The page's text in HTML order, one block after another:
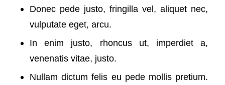
Donec pede justo, fringilla vel, aliquet nec,
vulputate eget, arcu.
In enim justo, rhoncus ut, imperdiet a,
venenatis vitae, justo.
Nullam dictum felis eu pede mollis pretium.